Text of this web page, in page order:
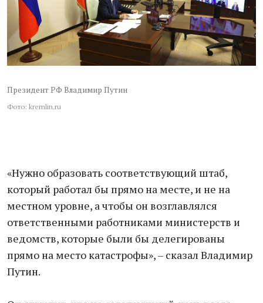
Президент РФ Владимир Путин
Фото: kremlin.ru
«Нужно образовать соответствующий штаб,
который работал бы прямо на месте, и не на
местном уровне, а чтобы он возглавлялся
ответственными работниками министерств и
ведомств, которые были бы делегированы
прямо на место катастрофы», – сказал Владимир
Путин.